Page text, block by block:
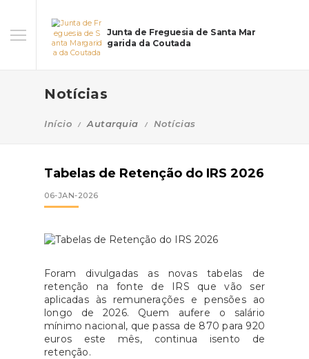
Junta de Freguesia de Santa Mar
garida da Coutada
Notícias
Início Autarquia Notícias
Tabelas de Retenção do IRS 2026
06-JAN-2026
Foram divulgadas as novas tabelas de
retenção na fonte de IRS que vão ser
aplicadas às remunerações e pensões ao
longo de 2026. Quem aufere o salário
mínimo nacional, que passa de 870 para 920
euros este mês, continua isento de
retenção.